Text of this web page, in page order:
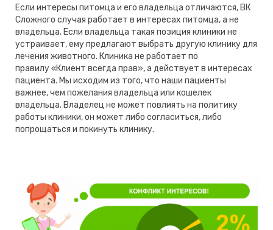
Если интересы питомца и его владельца отличаются, ВК
Сложного случая работает в интересах питомца, а не
владельца. Если владельца такая позиция клиники не
устраивает, ему предлагают выбрать другую клинику для
лечения животного. Клиника не работает по
правилу «Клиент всегда прав», а действует в интересах
пациента. Мы исходим из того, что наши пациенты
важнее, чем пожелания владельца или кошелек
владельца. Владелец не может повлиять на политику
работы клиники, он может либо согласиться, либо
попрощаться и покинуть клинику.